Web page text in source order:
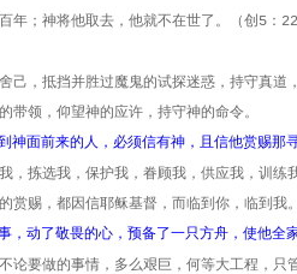
；神将他取去，他就不在世了。（创 5 ：
，抵挡并胜过魔鬼的试探迷惑，持守真道
带领，仰望神的应许，持守神的命令。
神面前来的人，必须信有神，且信他赏赐那
，拣选我，保护我，眷顾我，供应我，训练
赏赐，都因信耶稣基督，而临到你，临到我。
，动了敬畏的心，预备了一只方舟，使他全
要做的事情，多么艰巨，何等大工程，只